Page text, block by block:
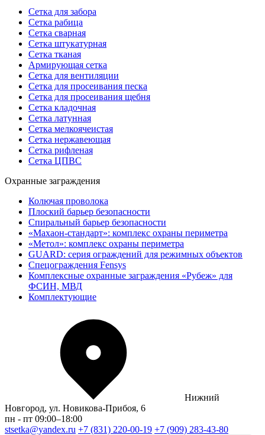
Сетка для забора
Сетка рабица
Сетка сварная
Сетка штукатурная
Сетка тканая
Армирующая сетка
Сетка для вентиляции
Сетка для просеивания песка
Сетка для просеивания щебня
Сетка кладочная
Сетка латунная
Сетка мелкоячеистая
Сетка нержавеющая
Сетка рифленая
Сетка ЦПВС
Охранные заграждения
Колючая проволока
Плоский барьер безопасности
Спиральный барьер безопасности
«Махаон-стандарт»: комплекс охраны периметра
«Метол»: комплекс охраны периметра
GUARD: серия ограждений для режимных объектов
Спецограждения Fensys
Комплексные охранные заграждения «Рубеж» для
ФСИН, МВД
Комплектующие
Нижний
Новгород, ул. Новикова-Прибоя, 6
пн - пт 09:00–18:00
stsetka@yandex.ru +7 (831) 220-00-19 +7 (909) 283-43-80